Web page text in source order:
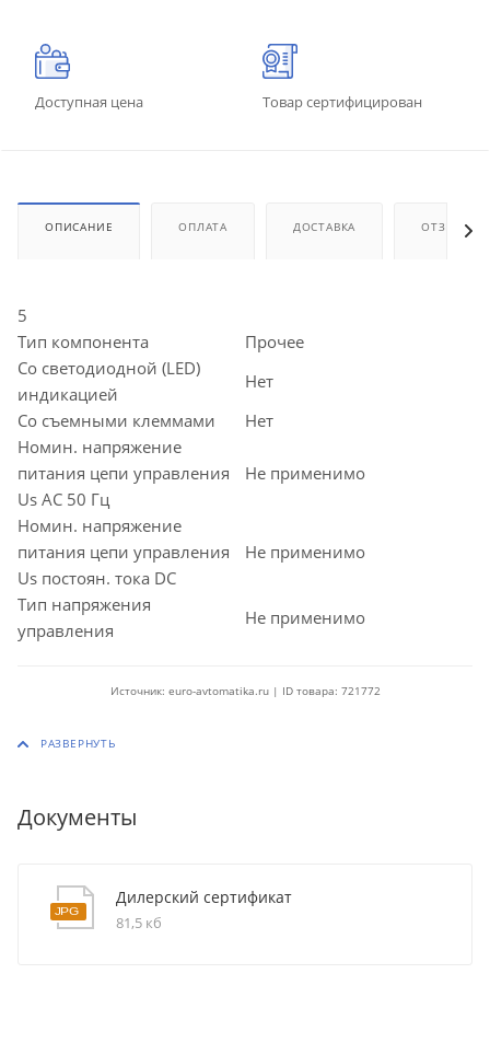
Доступная цена Товар сертифицирован
ОПИСАНИЕ ОПЛАТА ДОСТАВКА ОТЗЫВЫ
5
Тип компонента
Прочее
Со светодиодной (LED)
индикацией
Нет
Со съемными клеммами
Нет
Номин. напряжение
питания цепи управления
Us AC 50 Гц
Не применимо
Номин. напряжение
питания цепи управления
Us постоян. тока DC
Не применимо
Тип напряжения
управления
Не применимо
Источник: euro-avtomatika.ru | ID товара: 721772
Документы
Дилерский сертификат
81,5 кб